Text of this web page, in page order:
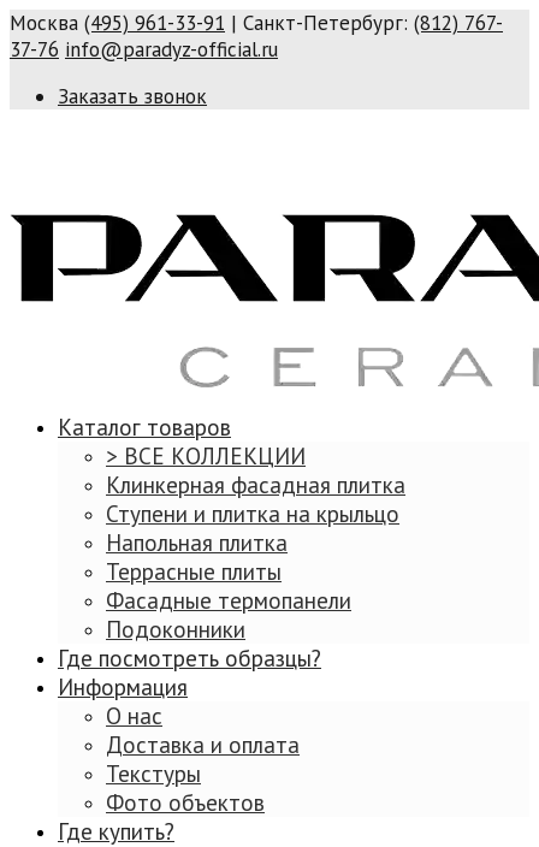
Москва (495) 961-33-91 | Санкт-Петербург: (812) 767-
37-76 info@paradyz-official.ru
Заказать звонок
Каталог товаров
> ВСЕ КОЛЛЕКЦИИ
Клинкерная фасадная плитка
Ступени и плитка на крыльцо
Напольная плитка
Террасные плиты
Фасадные термопанели
Подоконники
Где посмотреть образцы?
Информация
О нас
Доставка и оплата
Текстуры
Фото объектов
Где купить?